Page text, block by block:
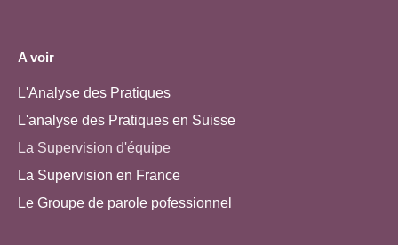
A voir
L'Analyse des Pratiques
L'analyse des Pratiques en Suisse
La Supervision d'équipe
La Supervision en France
Le Groupe de parole pofessionnel